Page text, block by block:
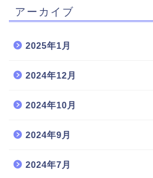
アーカイブ
2025年1月
2024年12月
2024年10月
2024年9月
2024年7月